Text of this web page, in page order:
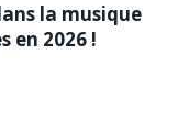
la musique
en 2026 !